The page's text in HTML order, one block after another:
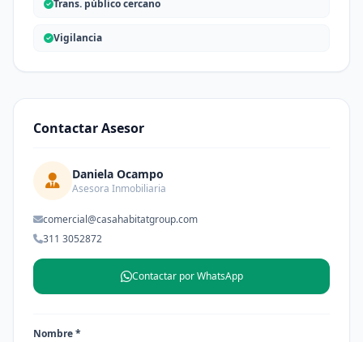
Trans. público cercano
Vigilancia
Contactar Asesor
Daniela Ocampo
Asesora Inmobiliaria
comercial@casahabitatgroup.com
311 3052872
Contactar por WhatsApp
Nombre *